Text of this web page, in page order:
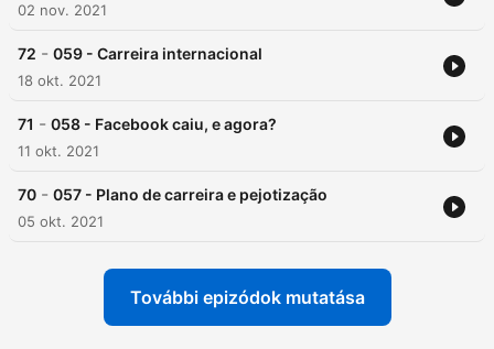
02 nov. 2021
72 - 059 - Carreira internacional
18 okt. 2021
71 - 058 - Facebook caiu, e agora?
11 okt. 2021
70 - 057 - Plano de carreira e pejotização
05 okt. 2021
További epizódok mutatása